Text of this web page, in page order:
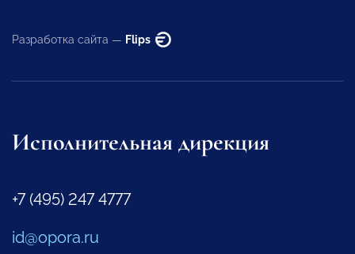
Разработка сайта — Flips
Исполнительная дирекция
+7 (495) 247 4777
id@opora.ru